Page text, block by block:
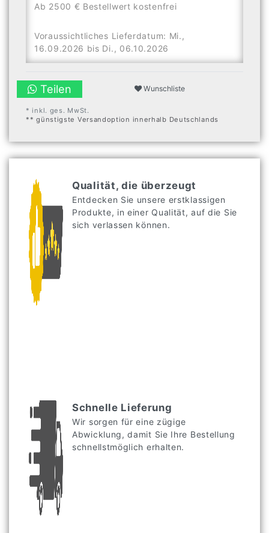
Ab 2500 € Bestellwert kostenfrei
Voraussichtliches Lieferdatum: Mi.,
16.09.2026 bis Di., 06.10.2026
Teilen Wunschliste
* inkl. ges. MwSt.
** günstigste Versandoption innerhalb Deutschlands
Qualität, die überzeugt
Entdecken Sie unsere erstklassigen
Produkte, in einer Qualität, auf die Sie
sich verlassen können.
Schnelle Lieferung
Wir sorgen für eine zügige
Abwicklung, damit Sie Ihre Bestellung
schnellstmöglich erhalten.